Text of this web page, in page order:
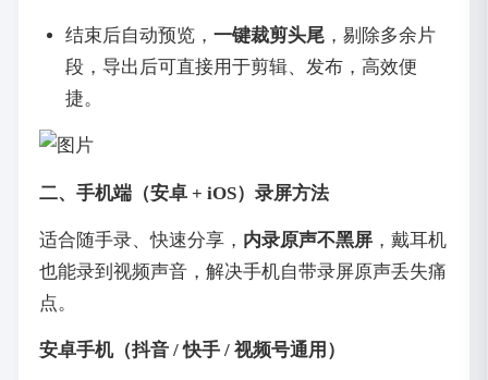
结束后自动预览， 一键裁剪头尾，剔除多余片
段，导出后可直接用于剪辑、发布，高效便
捷。
二、手机端（安卓 + iOS）录屏方法
适合随手录、快速分享， 内录原声不黑屏，戴耳机
也能录到视频声音，解决手机自带录屏原声丢失痛
点。
安卓手机（抖音 / 快手 / 视频号通用）